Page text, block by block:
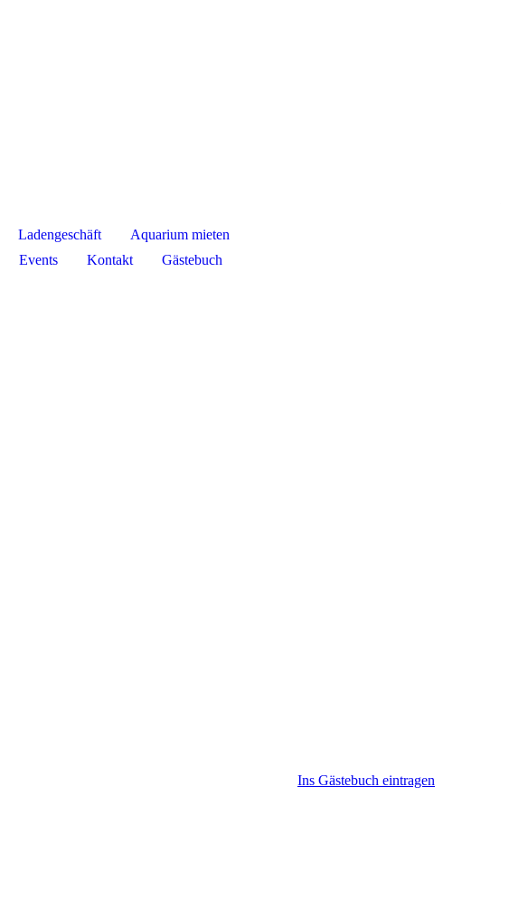
Ladengeschäft
Aquarium mieten
Events Kontakt
Gästebuch
Ins Gästebuch eintragen